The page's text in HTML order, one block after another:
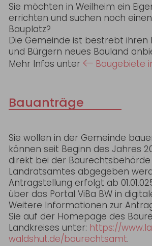
Sie möchten in Weilheim ein
errichten und suchen noch
Bauplatz?
Die Gemeinde ist bestrebt ihren
und Bürgern neues Bauland
Mehr Infos unter
Baugebiete
Bauanträge
Sie wollen in der Gemeinde
können seit Beginn des Jahres
direkt bei der
Landratsamtes abgegeben
Antragstellung erfolgt ab
über das Portal ViBa BW in
Weitere Informationen zur
Sie auf der Homepage des
Landkreises unter: https://
waldshut.de/baurechtsamt.